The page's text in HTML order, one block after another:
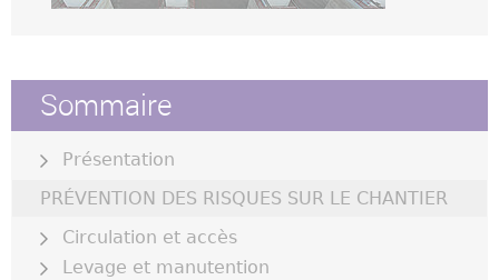
Sommaire
Présentation
PRÉVENTION DES RISQUES SUR LE CHANTIER
Circulation et accès
Levage et manutention